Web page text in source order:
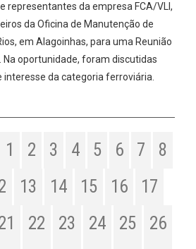
representantes da empresa FCA/VLI,
da Oficina de Manutenção de
em Alagoinhas, para uma Reunião
oportunidade, foram discutidas
da categoria ferroviária.
1 2 3 4 5 6 7
8
13 14 15 16
17
22 23 24 25
26